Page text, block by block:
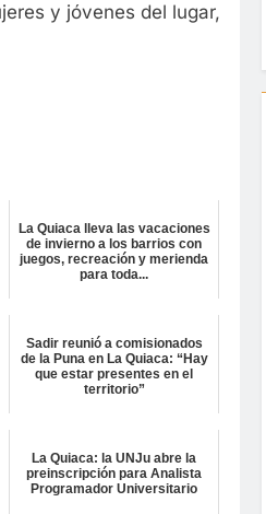
y jóvenes del lugar,
La Quiaca lleva las vacaciones
de invierno a los barrios con
juegos, recreación y merienda
para toda...
Sadir reunió a comisionados
de la Puna en La Quiaca: “Hay
que estar presentes en el
territorio”
La Quiaca: la UNJu abre la
preinscripción para Analista
Programador Universitario